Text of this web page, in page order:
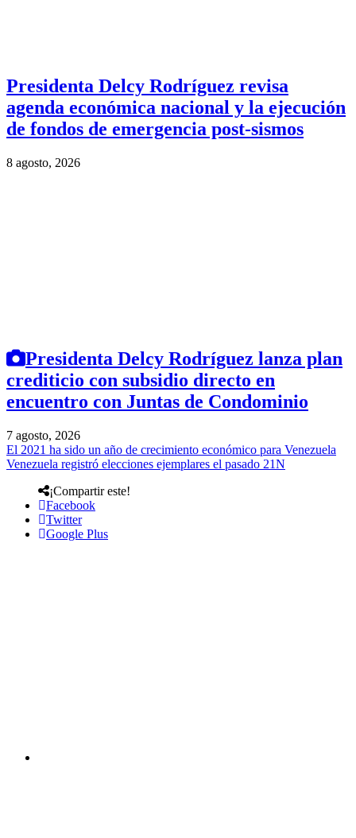
Presidenta Delcy Rodríguez revisa
agenda económica nacional y la ejecución
de fondos de emergencia post-sismos
8 agosto, 2026
Presidenta Delcy Rodríguez lanza plan
crediticio con subsidio directo en
encuentro con Juntas de Condominio
7 agosto, 2026
El 2021 ha sido un año de crecimiento económico para Venezuela
Venezuela registró elecciones ejemplares el pasado 21N
¡Compartir este!
Facebook
Twitter
Google Plus